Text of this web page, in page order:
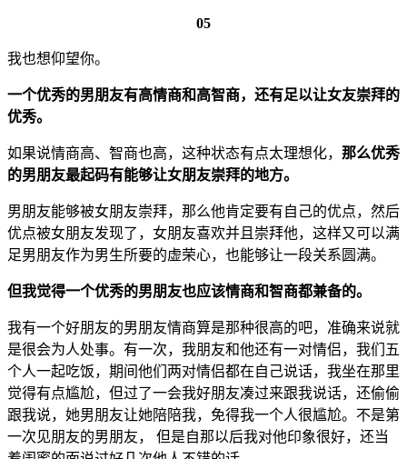
05
我也想仰望你。
一个优秀的男朋友有高情商和高智商，还有足以让女友崇拜的
优秀。
如果说情商高、智商也高，这种状态有点太理想化， 那么优秀
的男朋友最起码有能够让女朋友崇拜的地方。
男朋友能够被女朋友崇拜，那么他肯定要有自己的优点，然后
优点被女朋友发现了，女朋友喜欢并且崇拜他，这样又可以满
足男朋友作为男生所要的虚荣心，也能够让一段关系圆满。
但我觉得一个优秀的男朋友也应该情商和智商都兼备的。
我有一个好朋友的男朋友情商算是那种很高的吧，准确来说就
是很会为人处事。有一次，我朋友和他还有一对情侣，我们五
个人一起吃饭，期间他们两对情侣都在自己说话，我坐在那里
觉得有点尴尬，但过了一会我好朋友凑过来跟我说话，还偷偷
跟我说，她男朋友让她陪陪我，免得我一个人很尴尬。不是第
一次见朋友的男朋友， 但是自那以后我对他印象很好，还当